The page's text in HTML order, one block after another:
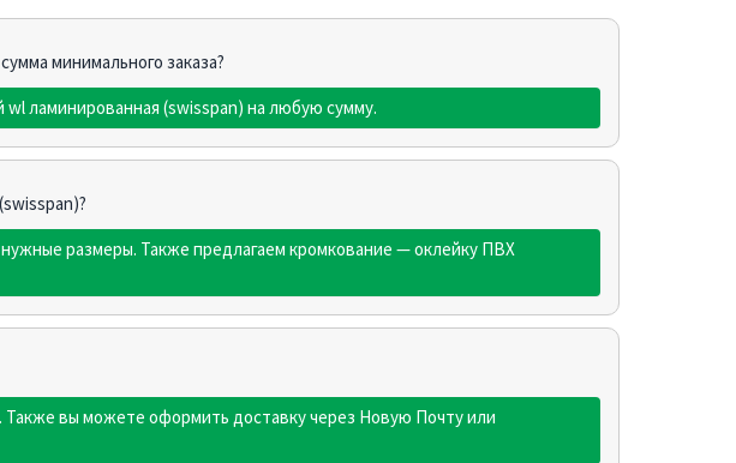
минимального заказа?
wl ламинированная (swisspan) на любую сумму.
размеры. Также предлагаем кромкование — оклейку ПВХ
вы можете оформить доставку через Новую Почту или